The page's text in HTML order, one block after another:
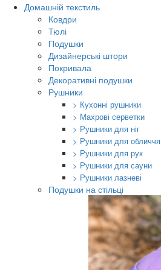
Домашній текстиль
Ковдри
Тюлі
Подушки
Дизайнерські штори
Покривала
Декоративні подушки
Рушники
> Кухонні рушники
> Махрові серветки
> Рушники для ніг
> Рушники для обличчя
> Рушники для рук
> Рушники для сауни
> Рушники лазневі
Подушки на стільці